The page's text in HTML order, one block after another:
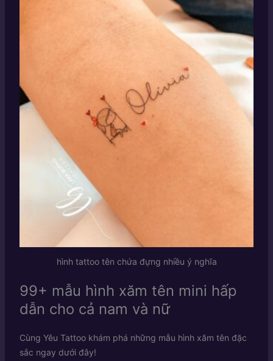
hình tattoo tên chứa đựng nhiều ý nghĩa
99+ mẫu hình xăm tên mini hấp
dẫn cho cả nam và nữ
Cùng Yêu Tattoo khám phá những mẫu hình xăm tên đặc
sắc ngay dưới đây!